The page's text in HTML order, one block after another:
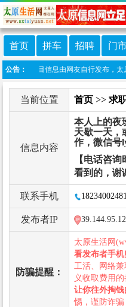
首页 拼车 招聘 门
公告：
明：本栏目信息由网友自行发布，太
当前位置 首页 >> 求
信息内容
本人上的夜
天歇一天，
作，微信号
【电话咨
看到的，谢
联系手机 18234002481
发布者IP
防骗提醒：
太原生活网
看发布者手
工活、网络
义收取费用的
让你往外掏
惕，谨防诈骗